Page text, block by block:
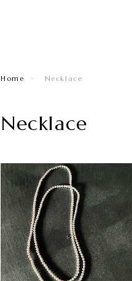
Home Necklace
Necklace